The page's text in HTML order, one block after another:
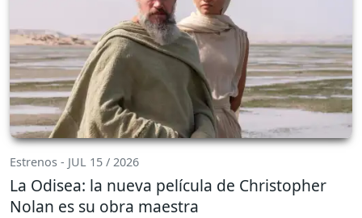
Estrenos - JUL 15 / 2026
La Odisea: la nueva película de Christopher
Nolan es su obra maestra